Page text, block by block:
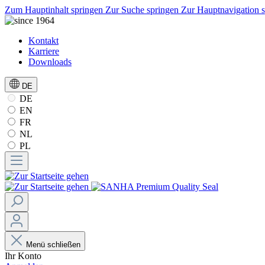
Zum Hauptinhalt springen Zur Suche springen Zur Hauptnavigation
Kontakt
Karriere
Downloads
DE
DE
EN
FR
NL
PL
Menü schließen
Ihr Konto